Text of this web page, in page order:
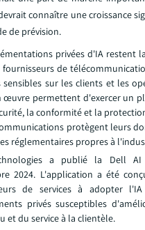
connaître une croissance
de prévision.
privées d'IA restent
de
sensibles sur les clients et les
œuvre permettent d'exercer un
la conformité et la
protègent leurs
réglementaires propres à
a publié la Dell
2024. L'application a été
de services à adopter
privés susceptibles
et du service à la clientèle.